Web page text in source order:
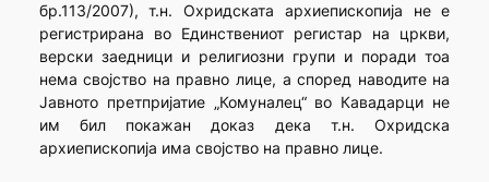
бр.113/2007), т.н. Охридската архиепископија не е
регистрирана во Единствениот регистар на цркви,
верски заедници и религиозни групи и поради тоа
нема својство на правно лице, а според наводите на
Јавното претпријатие „Комуналец“ во Кавадарци не
им бил покажан доказ дека т.н. Охридска
архиепископија има својство на правно лице.